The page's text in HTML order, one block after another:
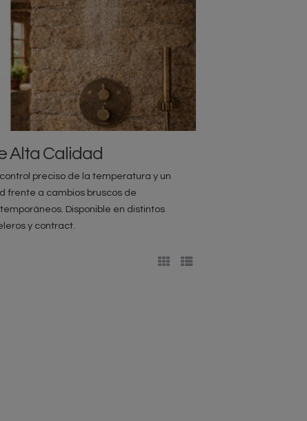
Alta Calidad
preciso de la temperatura y un
frente a cambios bruscos de
Disponible en distintos
y contract.